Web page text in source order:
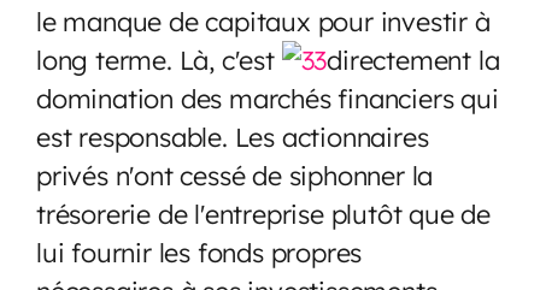
le manque de capitaux pour investir à
long terme. Là, c'est
directement la
domination des marchés financiers qui
est responsable. Les actionnaires
privés n'ont cessé de siphonner la
trésorerie de l'entreprise plutôt que de
lui fournir les fonds propres